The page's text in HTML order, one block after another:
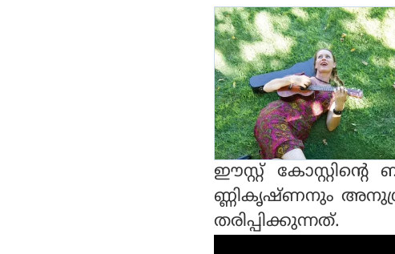
ഈസ്റ്റ് കോസ്റ്റിന്റെ
ണ്ണികൃഷ്ണനും
തരിപ്പിക്കുന്നത്.